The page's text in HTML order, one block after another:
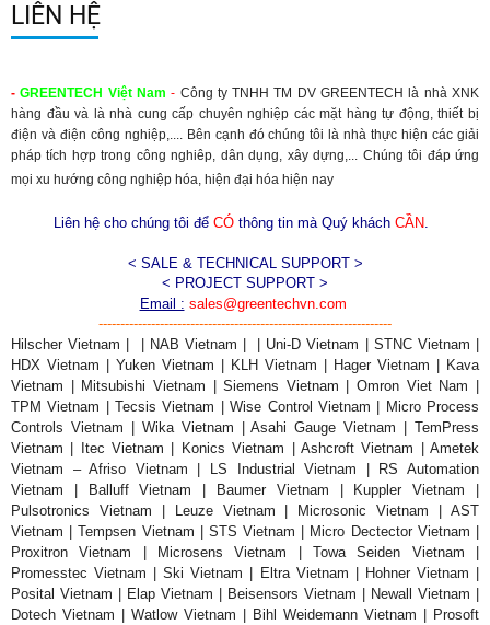
LIÊN HỆ
-GREENTECH Việt Nam - Công ty TNHH TM DV GREENTECH là nhà XNK
hàng đầu và là nhà cung cấp chuyên nghiệp các mặt hàng tự động, thiết bị
điện và điện công nghiệp,.... Bên cạnh đó chúng tôi là nhà thực hiện các giải
pháp tích hợp trong công nghiêp, dân dụng, xây dựng,... Chúng tôi đáp ứng
mọi xu hướng công nghiệp hóa, hiện đại hóa hiện nay
Liên hệ cho chúng tôi để CÓthông tin mà Quý khách CẦN.
< SALE & TECHNICAL SUPPORT >
< PROJECT SUPPORT >
Email : sales@greentechvn.com
-------------------------------------------------------------------
Hilscher Vietnam | | NAB Vietnam | | Uni-D Vietnam | STNC Vietnam |
HDX Vietnam | Yuken Vietnam | KLH Vietnam | Hager Vietnam | Kava
Vietnam | Mitsubishi Vietnam | Siemens Vietnam | Omron Viet Nam |
TPM Vietnam | Tecsis Vietnam | Wise Control Vietnam | Micro Process
Controls Vietnam | Wika Vietnam | Asahi Gauge Vietnam | TemPress
Vietnam | Itec Vietnam | Konics Vietnam | Ashcroft Vietnam | Ametek
Vietnam – Afriso Vietnam | LS Industrial Vietnam | RS Automation
Vietnam | Balluff Vietnam | Baumer Vietnam | Kuppler Vietnam |
Pulsotronics Vietnam | Leuze Vietnam | Microsonic Vietnam | AST
Vietnam | Tempsen Vietnam | STS Vietnam | Micro Dectector Vietnam |
Proxitron Vietnam | Microsens Vietnam | Towa Seiden Vietnam |
Promesstec Vietnam | Ski Vietnam | Eltra Vietnam | Hohner Vietnam |
Posital Vietnam | Elap Vietnam | Beisensors Vietnam | Newall Vietnam |
Dotech Vietnam | Watlow Vietnam | Bihl Weidemann Vietnam | Prosoft